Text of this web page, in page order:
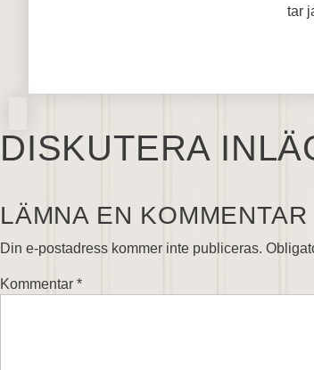
tar
DISKUTERA
LÄMNA EN KOMMENTAR
Din e-postadress kommer inte publiceras.
Kommentar *